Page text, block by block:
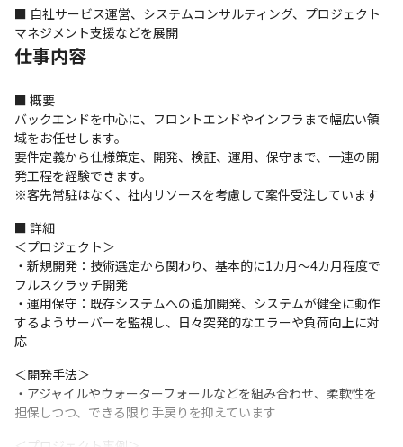
■ 自社サービス運営、システムコンサルティング、プロジェクト
マネジメント支援などを展開
仕事内容
■ 概要
バックエンドを中心に、フロントエンドやインフラまで幅広い領
域をお任せします。
要件定義から仕様策定、開発、検証、運用、保守まで、一連の開
発工程を経験できます。
※客先常駐はなく、社内リソースを考慮して案件受注しています
■ 詳細
＜プロジェクト＞
・新規開発：技術選定から関わり、基本的に1カ月～4カ月程度で
フルスクラッチ開発
・運用保守：既存システムへの追加開発、システムが健全に動作
するようサーバーを監視し、日々突発的なエラーや負荷向上に対
応
＜開発手法＞
・アジャイルやウォーターフォールなどを組み合わせ、柔軟性を
担保しつつ、できる限り手戻りを抑えています